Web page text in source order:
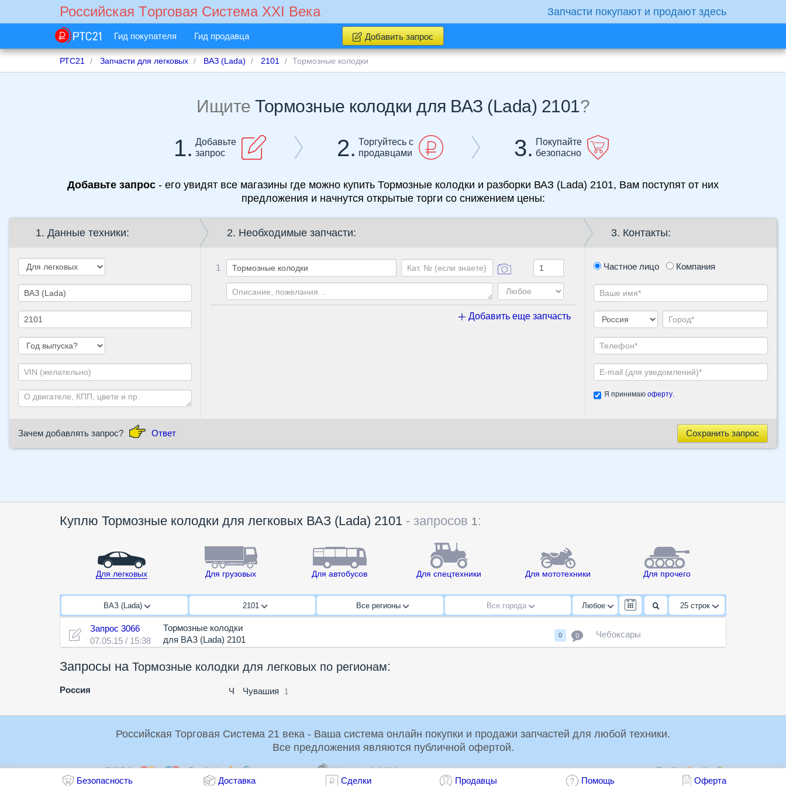
Российская Tорговая Cистема XXI Века Запчасти покупают и продают здесь
Гид покупателя Гид продавца Добавить запрос
РТС21 Запчасти для легковых ВАЗ (Lada) 2101 Тормозные колодки
Ищите Тормозные колодки для ВАЗ (Lada) 2101?
1. Добавьте
запрос
2. Торгуйтесь с
продавцами
3. Покупайте
безопасно
Добавьте запрос - его увидят все магазины где можно купить Тормозные колодки и разборки ВАЗ (Lada) 2101, Вам поступят от них
предложения и начнутся открытые торги со снижением цены:
1. Данные техники: 2. Необходимые запчасти:
1
Добавить еще запчасть
3. Контакты:
Частное лицо Компания
Я принимаю оферту.
Зачем добавлять запрос? Ответ Сохранить запрос
Куплю Тормозные колодки для легковых ВАЗ (Lada) 2101 - запросов 1:
Для легковых Для грузовых Для автобусов Для спецтехники Для мототехники Для прочего
ВАЗ (Lada) 2101 Все регионы Все города Любое 25строк
Запрос 3066
07.05.15 / 15:38
Тормозные колодки
для ВАЗ (Lada) 2101
0 0 Чебоксары
Запросы на Тормозные колодки для легковых по регионам:
Россия Ч Чувашия 1
Безопасность Доставка Сделки Продавцы Помощь Оферта
Российская Торговая Система 21 века - Ваша система онлайн покупки и продажи запчастей для любой техники.
Все предложения являются публичной офертой.
Оплата: 1.1© 2026 dir@rts21.ru
Обсудить: